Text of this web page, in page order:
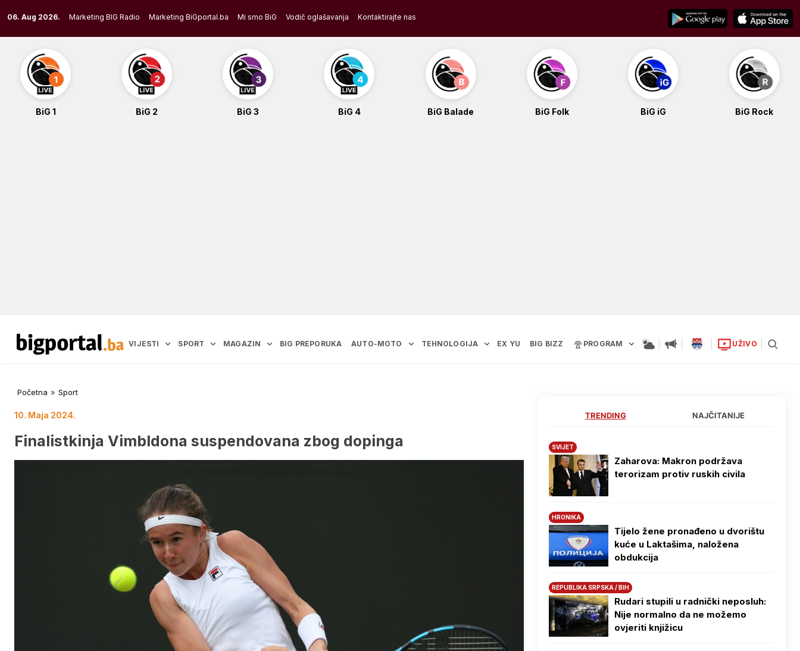
to
content
06. Aug 2026. Marketing BIG Radio Marketing BiGportal.ba Mi smo BiG Vodič oglašavanja Kontaktirajte nas
BiG 1 BiG 2 BiG 3 BiG 4 BiG Balade BiG Folk BiG iG BiG Rock
VIJESTI SPORT MAGAZIN BIG PREPORUKA AUTO-MOTO TEHNOLOGIJA EX YU BIG BIZZ PROGRAM UŽIVO
Početna » Sport
10. Maja 2024.
Finalistkinja Vimbldona suspendovana zbog dopinga
TRENDING NAJČITANIJE
SVIJET
Zaharova: Makron podržava
terorizam protiv ruskih civila
HRONIKA
Tijelo žene pronađeno u dvorištu
kuće u Laktašima, naložena
obdukcija
REPUBLIKA SRPSKA / BIH
Rudari stupili u radnički neposluh:
Nije normalno da ne možemo
ovjeriti knjižicu